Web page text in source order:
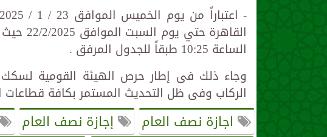
الساعة 10:25 طبقاً للجدول المرفق .
وجاء ذلك فى إطار حرص الهيئة القومية
الركاب وفى ظل التحديث المستمر بكافة قطاعات
اجازة نصف العام إجازة نصف العام